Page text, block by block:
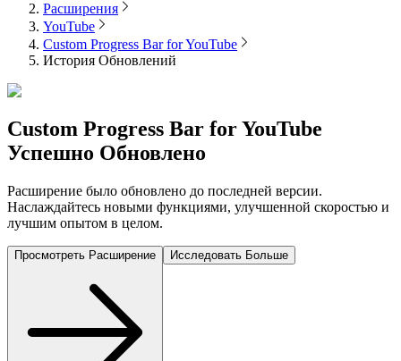
Расширения
YouTube
Custom Progress Bar for YouTube
История Обновлений
Custom Progress Bar for YouTube
Успешно Обновлено
Расширение было обновлено до последней версии.
Наслаждайтесь новыми функциями, улучшенной скоростью и
лучшим опытом в целом.
Просмотреть Расширение Исследовать Больше